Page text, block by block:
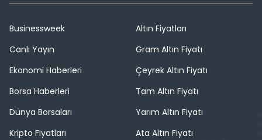
Businessweek
Canlı Yayın
Ekonomi Haberleri
Borsa Haberleri
Dünya Borsaları
Kripto Fiyatları
Altın Fiyatları
Gram Altın Fiyatı
Çeyrek Altın Fiyatı
Tam Altın Fiyatı
Yarım Altın Fiyatı
Ata Altın Fiyatı